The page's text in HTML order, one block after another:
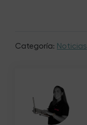
Categoría: Noticias